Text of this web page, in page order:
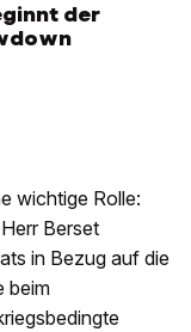
der
wichtige Rolle:
Berset
in Bezug auf die
beim